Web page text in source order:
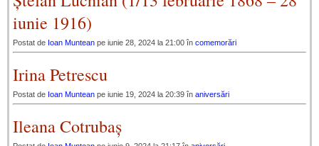
iunie 1916)
Postat de Ioan Muntean pe iunie 28, 2024 la 21:00 în comemorări
Irina Petrescu
Postat de Ioan Muntean pe iunie 19, 2024 la 20:39 în aniversări
Ileana Cotrubaș